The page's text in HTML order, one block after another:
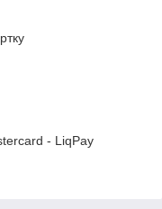
- LiqPay